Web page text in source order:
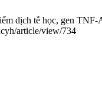
dịch tễ học, gen
article/view/734